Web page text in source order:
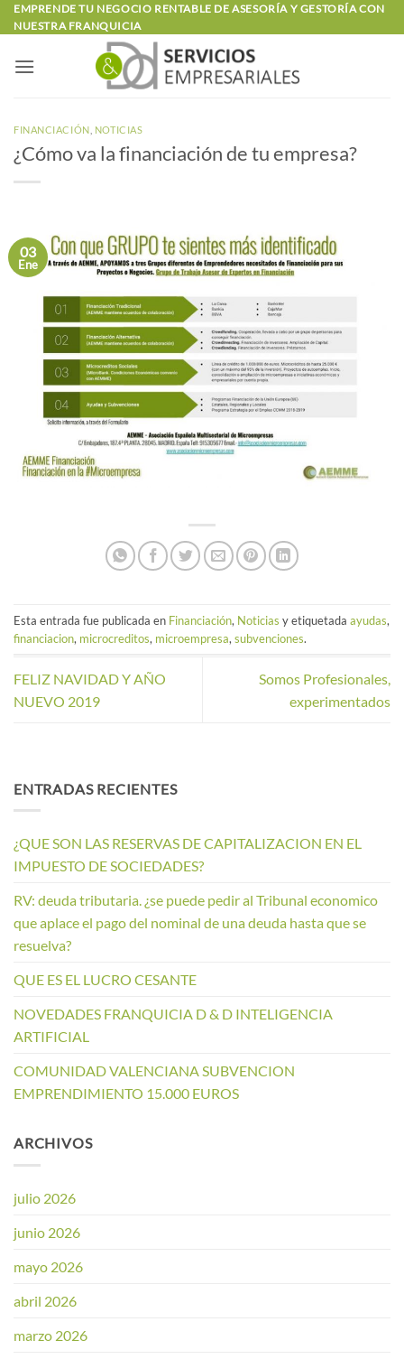
Saltar
al
EMPRENDE TU NEGOCIO RENTABLE DE ASESORÍA Y GESTORÍA CON
NUESTRA FRANQUICIA
FINANCIACIÓN NOTICIAS
¿Cómo va la financiación de tu empresa?
03
Ene
Esta entrada fue publicada en Financiación, Noticias y etiquetada ayudas,
financiacion, microcreditos, microempresa, subvenciones.
FELIZ NAVIDAD Y AÑO
NUEVO 2019
Somos Profesionales,
experimentados
ENTRADAS RECIENTES
¿QUE SON LAS RESERVAS DE CAPITALIZACION EN EL
IMPUESTO DE SOCIEDADES?
RV: deuda tributaria. ¿se puede pedir al Tribunal economico
que aplace el pago del nominal de una deuda hasta que se
resuelva?
QUE ES EL LUCRO CESANTE
NOVEDADES FRANQUICIA D & D INTELIGENCIA
ARTIFICIAL
COMUNIDAD VALENCIANA SUBVENCION
EMPRENDIMIENTO 15.000 EUROS
ARCHIVOS
julio 2026
junio 2026
mayo 2026
abril 2026
marzo 2026